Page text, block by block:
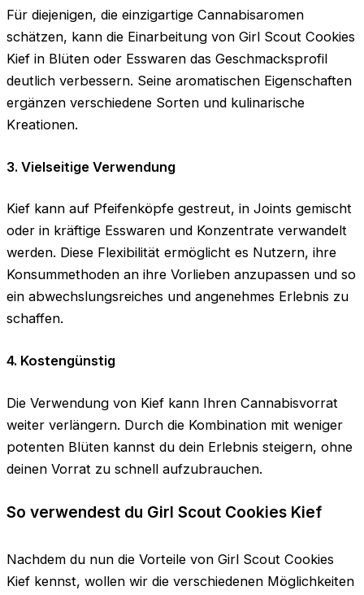
Für diejenigen, die einzigartige Cannabisaromen
schätzen, kann die Einarbeitung von Girl Scout Cookies
Kief in Blüten oder Esswaren das Geschmacksprofil
deutlich verbessern. Seine aromatischen Eigenschaften
ergänzen verschiedene Sorten und kulinarische
Kreationen.
3. Vielseitige Verwendung
Kief kann auf Pfeifenköpfe gestreut, in Joints gemischt
oder in kräftige Esswaren und Konzentrate verwandelt
werden. Diese Flexibilität ermöglicht es Nutzern, ihre
Konsummethoden an ihre Vorlieben anzupassen und so
ein abwechslungsreiches und angenehmes Erlebnis zu
schaffen.
4. Kostengünstig
Die Verwendung von Kief kann Ihren Cannabisvorrat
weiter verlängern. Durch die Kombination mit weniger
potenten Blüten kannst du dein Erlebnis steigern, ohne
deinen Vorrat zu schnell aufzubrauchen.
So verwendest du Girl Scout Cookies Kief
Nachdem du nun die Vorteile von Girl Scout Cookies
Kief kennst, wollen wir die verschiedenen Möglichkeiten